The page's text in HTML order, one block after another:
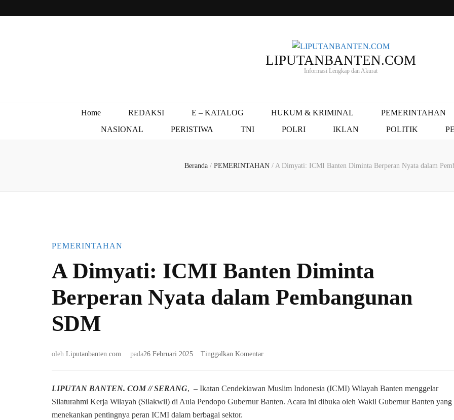
LIPUTANBANTEN.COM
Informasi Lengkap dan Akurat
Home REDAKSI E – KATALOG HUKUM & KRIMINAL PEMERINTAHAN
NASIONAL
PERISTIWA TNI POLRI IKLAN POLITIK
Beranda / PEMERINTAHAN / A Dimyati: ICMI Banten Diminta Berperan Nyata dalam
PEMERINTAHAN
A Dimyati: ICMI Banten Diminta
Berperan Nyata dalam Pembangunan
SDM
oleh Liputanbanten.com pada26 Februari 2025 Tinggalkan Komentarpada
ICMI
Diminta
LIPUTAN BANTEN. COM // SERANG, – Ikatan Cendekiawan Muslim Indonesia (ICMI) Wilayah Banten menggelar
Silaturahmi Kerja Wilayah (Silakwil) di Aula Pendopo Gubernur Banten. Acara ini dibuka oleh Wakil Gubernur Banten yang
menekankan pentingnya peran ICMI dalam berbagai sektor.